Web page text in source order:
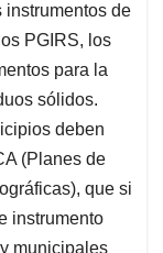
instrumentos de
PGIRS, los
para la
sólidos.
deben
(Planes de
que si
instrumento
municipales